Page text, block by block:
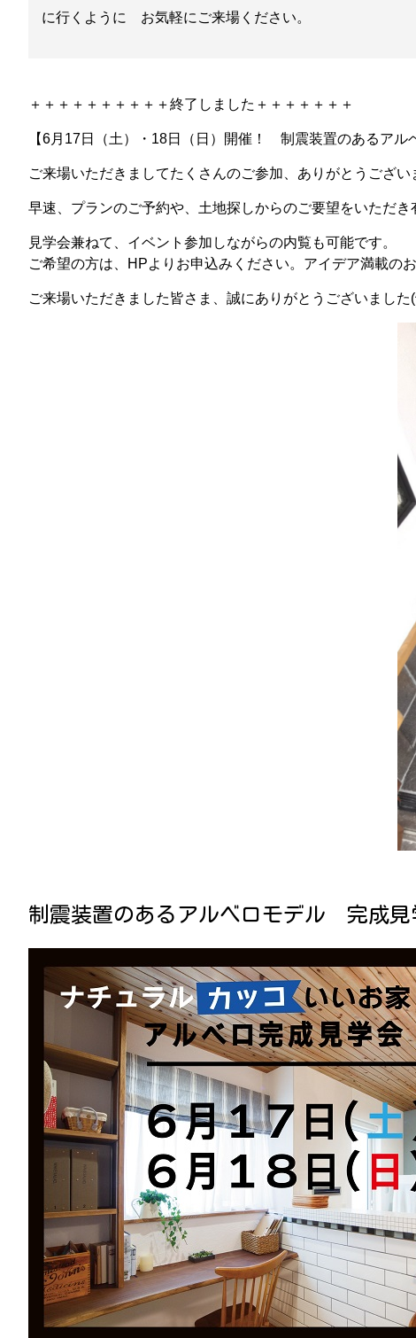
に行くように お気軽にご来場ください。
＋＋＋＋＋＋＋＋＋＋終了しました＋＋＋＋＋＋＋
【6月17日（土）・18日（日）開催！ 制震装置のあるア
ご来場いただきましてたくさんのご参加、ありがとうござい
早速、プランのご予約や、土地探しからのご要望をいただ
見学会兼ねて、イベント参加しながらの内覧も可能です。
ご希望の方は、HPよりお申込みください。アイデア満載の
ご来場いただきました皆さま、誠にありがとうございました
制震装置のあるアルベロモデル 完成見